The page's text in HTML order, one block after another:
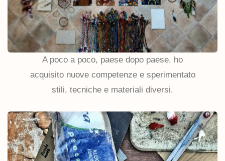
A poco a poco, paese dopo paese, ho
acquisito nuove competenze e sperimentato
stili, tecniche e materiali diversi.